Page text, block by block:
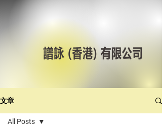
文章
All Posts